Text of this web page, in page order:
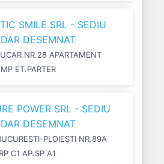
SMILE SRL - SEDIU
DESEMNAT
NR.28 APARTAMENT
ET.PARTER
POWER SRL - SEDIU
DESEMNAT
PLOIESTI NR.89A
C1 AP.SP A1